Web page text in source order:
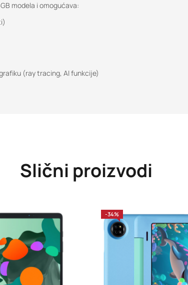
modela i omogućava:
(ray tracing, AI funkcije)
Slični proizvodi
-34%